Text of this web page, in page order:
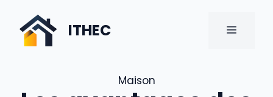
contenu
ITHEC MENU
Maison